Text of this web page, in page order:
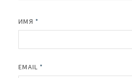
ИМЯ *
EMAIL *